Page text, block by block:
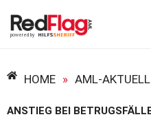
HOME » AML-AKTUELL